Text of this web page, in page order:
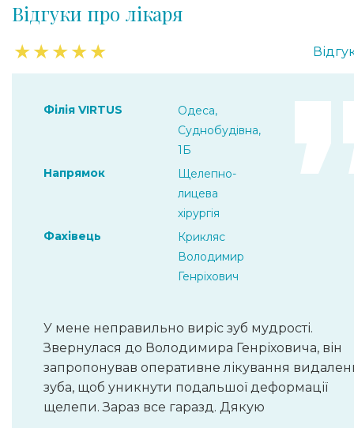
Відгуки про лікаря
★★★★★
Філія VIRTUS
Одеса,
Суднобудівна,
1Б
Напрямок
Щелепно-
лицева
хірургія
Фахівець
Крикляс
Володимир
Генріхович
У мене неправильно виріс зуб мудрості.
Звернулася до Володимира Генріховича, він
запропонував оперативне лікування
зуба, щоб уникнути подальшої деформації
щелепи. Зараз все гаразд. Дякую